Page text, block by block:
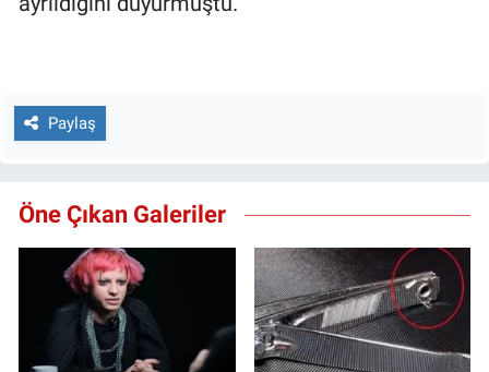
Paylaş
Öne Çıkan Galeriler